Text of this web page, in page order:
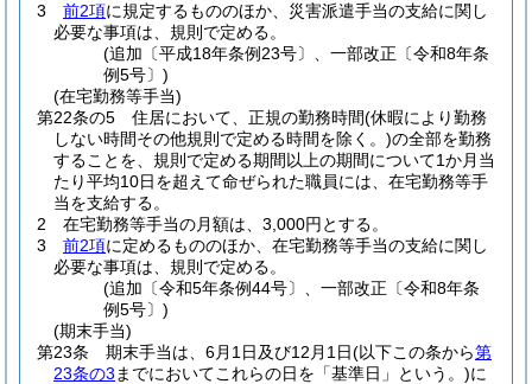
3
前2項に規定するもののほか、災害派遣手当の支給に関し
必要な事項は、規則で定める。
(追加〔平成18年条例23号〕、一部改正〔令和8年条
例5号〕)
(在宅勤務等手当)
第22条の5
住居において、正規の勤務時間(休暇により勤務
しない時間その他規則で定める時間を除く。)の全部を勤務
することを、規則で定める期間以上の期間について1か月当
たり平均10日を超えて命ぜられた職員には、在宅勤務等手
当を支給する。
2
在宅勤務等手当の月額は、3,000円とする。
3
前2項に定めるもののほか、在宅勤務等手当の支給に関し
必要な事項は、規則で定める。
(追加〔令和5年条例44号〕、一部改正〔令和8年条
例5号〕)
(期末手当)
第23条
期末手当は、6月1日及び12月1日(以下この条から第
23条の3 までにおいてこれらの日を「基準日」という。)に